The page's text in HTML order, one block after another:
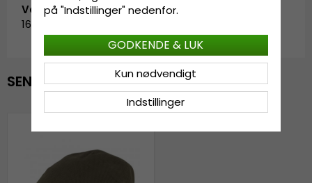
Vare-ID:
160452-1
SENAST VISTE
på "Indstillinger" nedenfor.
Indstillinger
Kun nødvendigt
GODKENDE & LUK